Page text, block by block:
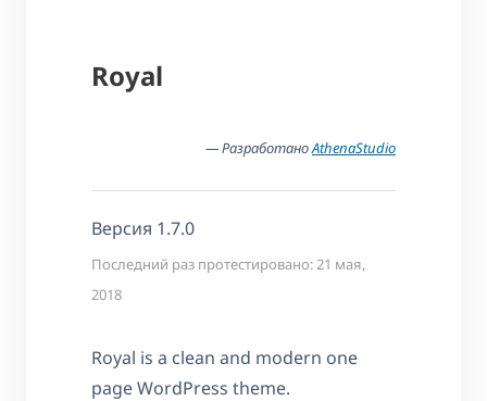
Royal
— РазработаноAthenaStudio
Версия 1.7.0
Последний раз протестировано: 21 мая,
2018
Royal is a clean and modern one
page WordPress theme.